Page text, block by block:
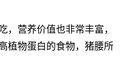
，营养价值也非常丰富，
植物蛋白的食物，猪腰所